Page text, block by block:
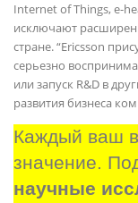
Internet of Things, e-
исключают
стране. “Ericsson
серьезно
или запуск R&D в
развития бизнеса
Каждый ваш
значение.
научные